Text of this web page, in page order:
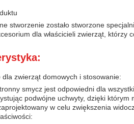
stworzenie zostało stworzone
dla właścicieli zwierząt, którzy
dla zwierząt domowych i stosowanie:
smycz jest odpowiedni dla
podwójne uchwyty, dzięki
w celu zwiększenia